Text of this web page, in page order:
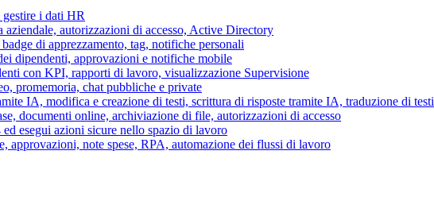
i dati HR
autorizzazioni di accesso, Active Directory
di apprezzamento, tag, notifiche personali
dipendenti, approvazioni e notifiche mobile
con KPI, rapporti di lavoro, visualizzazione Supervisione
promemoria, chat pubbliche e private
IA, modifica e creazione di testi, scrittura di risposte tramite IA, traduzione di testi
documenti online, archiviazione di file, autorizzazioni di accesso
esegui azioni sicure nello spazio di lavoro
approvazioni, note spese, RPA, automazione dei flussi di lavoro